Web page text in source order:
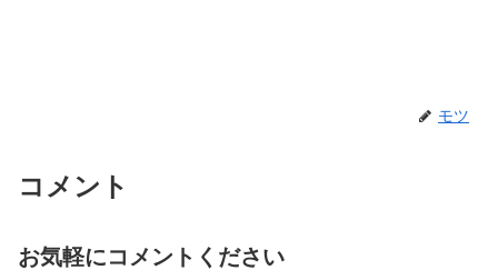
モツ
コメント
お気軽にコメントください